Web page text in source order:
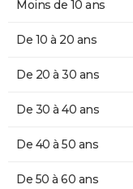
Moins de 10 ans
De 10 à 20 ans
De 20 à 30 ans
De 30 à 40 ans
De 40 à 50 ans
De 50 à 60 ans